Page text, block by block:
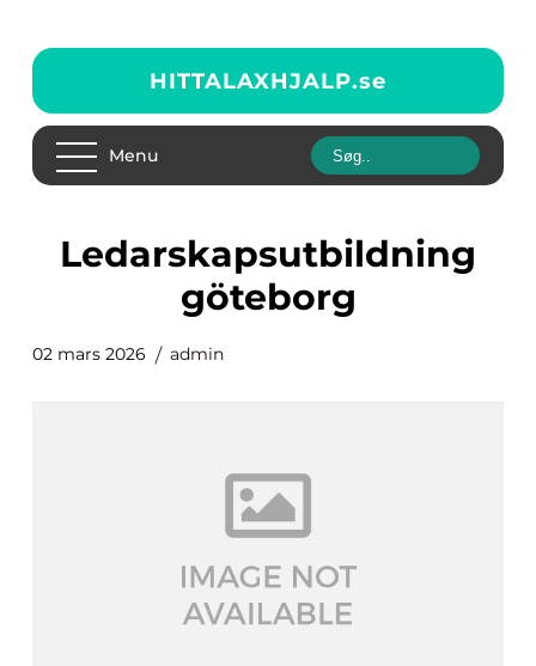
HITTALAXHJALP.se
Menu
ledarskapsutbildning
göteborg
02 mars 2026 admin